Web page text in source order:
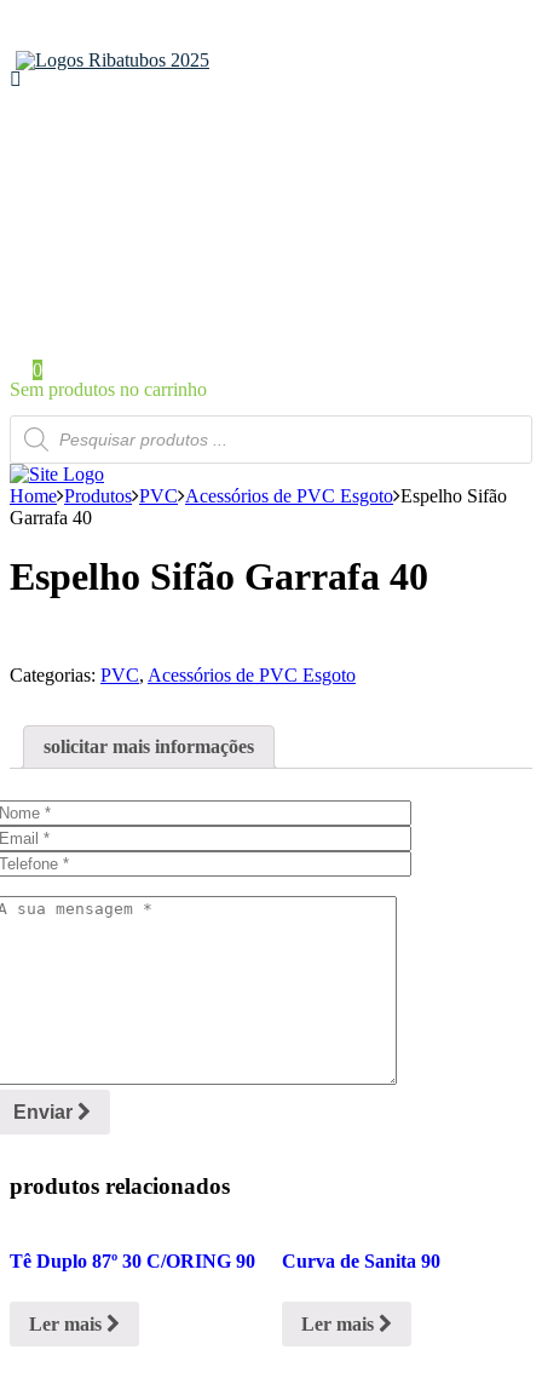
0
Sem produtos no carrinho
Products
search
Home Produtos PVC Acessórios de PVC Esgoto Espelho Sifão
Garrafa 40
Espelho Sifão Garrafa 40
Categorias: PVC, Acessórios de PVC Esgoto
solicitar mais informações
Enviar
produtos relacionados
Tê Duplo 87º 30 C/ORING 90
Ler mais
Curva de Sanita 90
Ler mais